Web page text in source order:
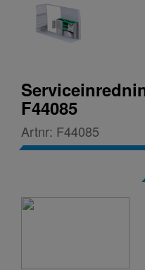
F44085
Artnr: F44085